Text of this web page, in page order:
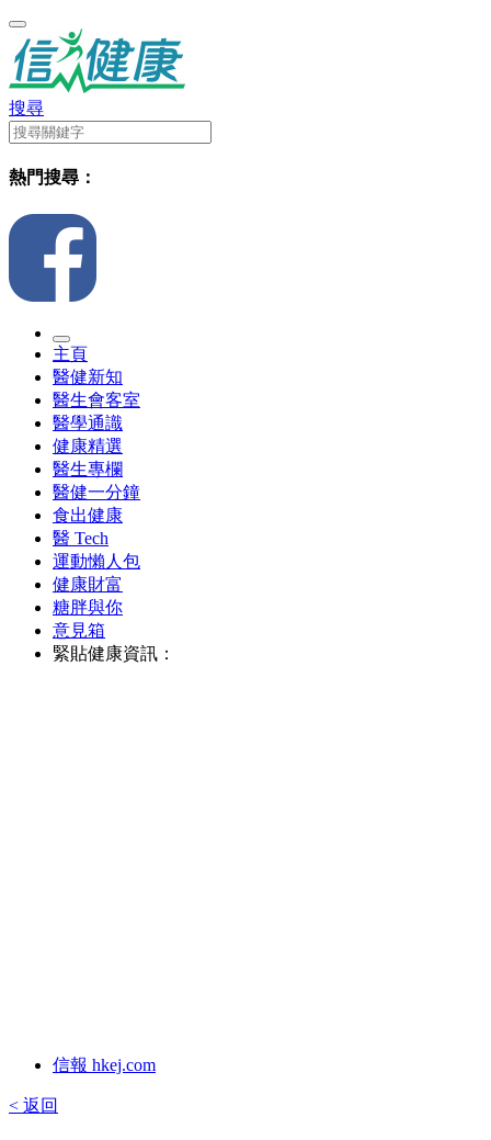
搜尋
熱門搜尋：
主頁
醫健新知
醫生會客室
醫學通識
健康精選
醫生專欄
醫健一分鐘
食出健康
醫 Tech
運動懶人包
健康財富
糖胖與你
意見箱
緊貼健康資訊：
信報 hkej.com
< 返回